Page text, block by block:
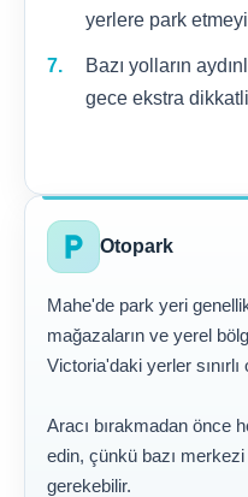
yerlere park
Bazı yolların
gece ekstra
local_parking Otopark
Mahe'de park yeri
mağazaların ve yerel
Victoria'daki yerler sınırlı
Aracı bırakmadan önce
edin, çünkü bazı
gerekebilir.